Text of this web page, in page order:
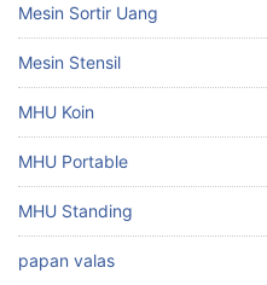
Mesin Sortir Uang
Mesin Stensil
MHU Koin
MHU Portable
MHU Standing
papan valas